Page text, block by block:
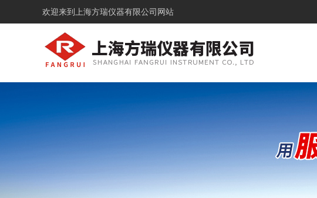
欢迎来到 上海方瑞仪器有限公司网站